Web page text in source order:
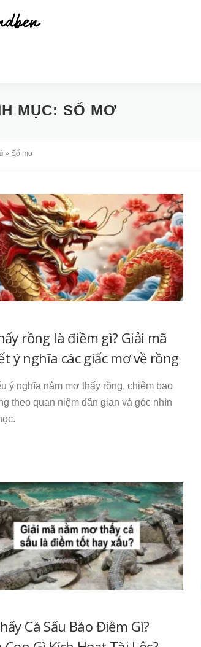
MỤC: SỔ MƠ
» Sổ mơ
rồng là điềm gì? Giải mã
ý nghĩa các giấc mơ về rồng
ý nghĩa nằm mơ thấy rồng, chiêm bao
theo quan niệm dân gian và góc nhìn
Cá Sấu Báo Điềm Gì?